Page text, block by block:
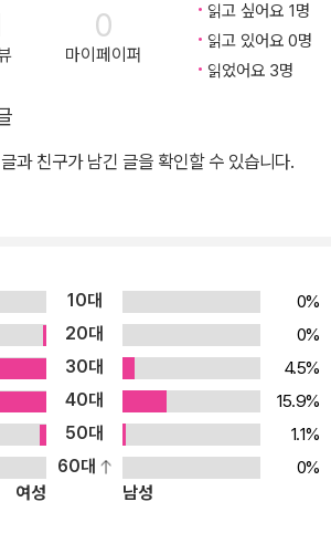
0
마이페이퍼
읽고 싶어요 1명
읽고 있어요 0명
읽었어요 3명
과 친구가 남긴 글을 확인할 수 있습니다.
10대
0%
20대
0%
30대
4.5%
40대
15.9%
50대
1.1%
60대
0%
여성
남성